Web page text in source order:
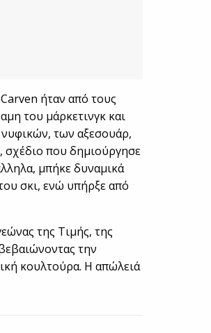
ήταν από τους
του μάρκετινγκ και
των αξεσουάρ,
που δημιούργησε
μπήκε δυναμικά
σκι, ενώ υπήρξε από
της Τιμής, της
την
κουλτούρα. Η απώλειά